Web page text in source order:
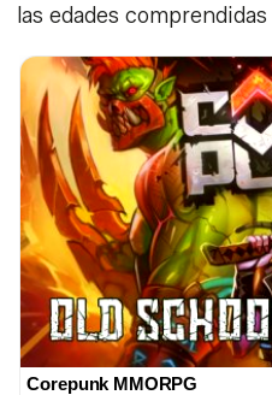
las edades
Corepunk MMORPG